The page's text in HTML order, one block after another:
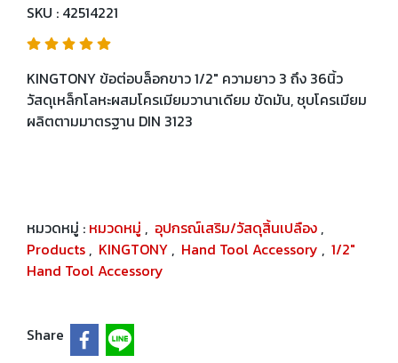
SKU : 42514221
KINGTONY ข้อต่อบล็อกขาว 1/2" ความยาว 3 ถึง 36นิ้ว
วัสดุเหล็กโลหะผสมโครเมียมวานาเดียม ขัดมัน, ชุบโครเมียม
ผลิตตามมาตรฐาน DIN 3123
หมวดหมู่ : หมวดหมู่ , อุปกรณ์เสริม/วัสดุสิ้นเปลือง ,
Products , KINGTONY , Hand Tool Accessory , 1/2"
Hand Tool Accessory
Share